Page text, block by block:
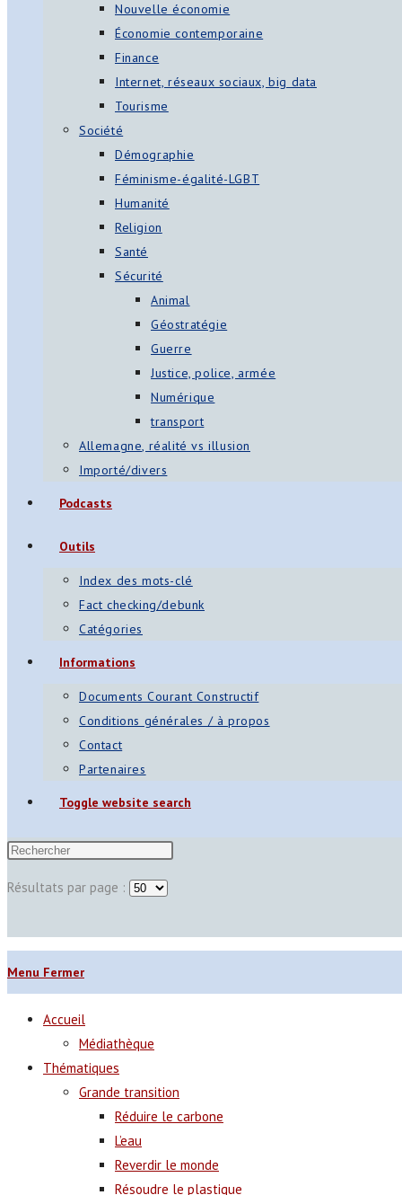
Nouvelle économie
Économie contemporaine
Finance
Internet, réseaux sociaux, big data
Tourisme
Société
Démographie
Féminisme-égalité-LGBT
Humanité
Religion
Santé
Sécurité
Animal
Géostratégie
Guerre
Justice, police, armée
Numérique
transport
Allemagne, réalité vs illusion
Importé/divers
Podcasts
Outils
Index des mots-clé
Fact checking/debunk
Catégories
Informations
Documents Courant Constructif
Conditions générales / à propos
Contact
Partenaires
Toggle website search
Résultats par page :
Menu Fermer
Accueil
Médiathèque
Thématiques
Grande transition
Réduire le carbone
L’eau
Reverdir le monde
Résoudre le plastique